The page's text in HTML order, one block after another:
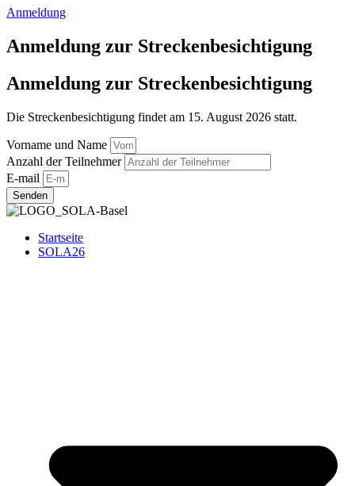
Anmeldung
Anmeldung zur Streckenbesichtigung
Anmeldung zur Streckenbesichtigung
Die Streckenbesichtigung findet am 15. August 2026 statt.
Vorname und Name
Anzahl der Teilnehmer
E-mail
Senden
Startseite
SOLA26